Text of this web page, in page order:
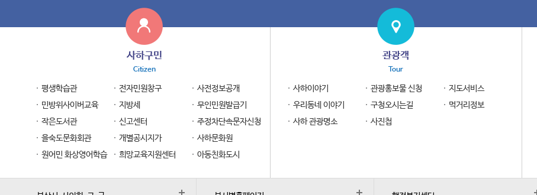
사하구민
Citizen
평생학습관 전자민원창구
사전정보공개
민방위사이버교육
지방세
무인민원발급기
작은도서관
신고센터
주정차단속문자신청
을숙도문화회관
개별공시지가
사하문화원
원어민 화상영어학습
희망교육지원센터 아동친화도시
관광객
Tour
사하이야기 관광홍보물 신청
지도서비스
우리동네 이야기
구청오시는길
먹거리정보
사하 관광명소
사진첩